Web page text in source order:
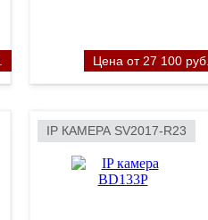
Цена от 27 100
IP КАМЕРА SV2017-R23